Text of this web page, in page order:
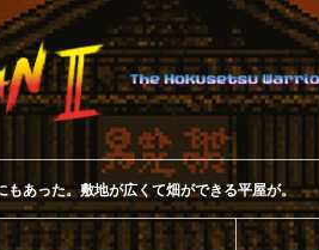
もあった。敷地が広くて畑ができる平屋が。